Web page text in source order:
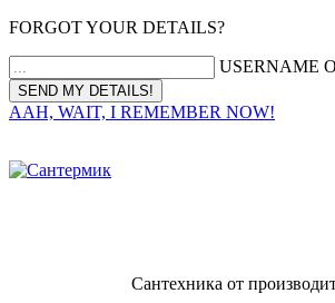
FORGOT YOUR DETAILS?
USERNAME
AAH, WAIT, I REMEMBER NOW!
Сантехника от